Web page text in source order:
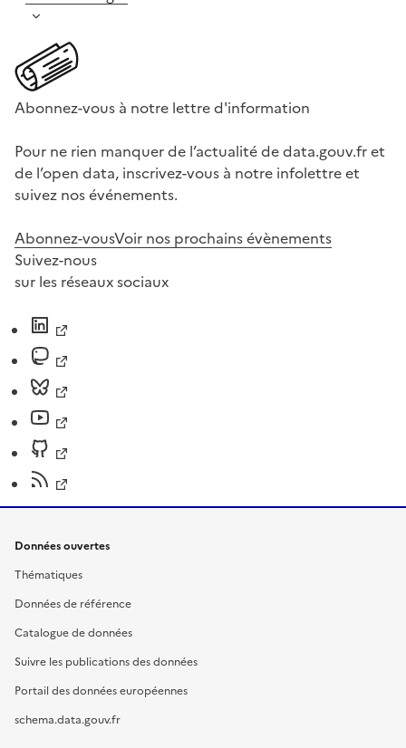
Abonnez-vous à notre lettre d'information
Pour ne rien manquer de l’actualité de data.gouv.fr et
de l’open data, inscrivez-vous à notre infolettre et
suivez nos événements.
Abonnez-vousVoir nos prochains évènements
Suivez-nous
sur les réseaux sociaux
Données ouvertes
Thématiques
Données de référence
Catalogue de données
Suivre les publications des données
Portail des données européennes
schema.data.gouv.fr